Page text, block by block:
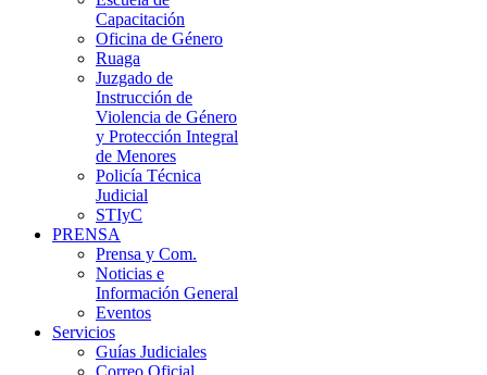
Capacitación
Oficina de Género
Ruaga
Juzgado de
Instrucción de
Violencia de Género
y Protección Integral
de Menores
Policía Técnica
Judicial
STIyC
PRENSA
Prensa y Com.
Noticias e
Información General
Eventos
Servicios
Guías Judiciales
Correo Oficial